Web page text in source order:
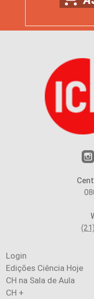
Login
Edições Ciência Hoje
CH na Sala de Aula
CH +